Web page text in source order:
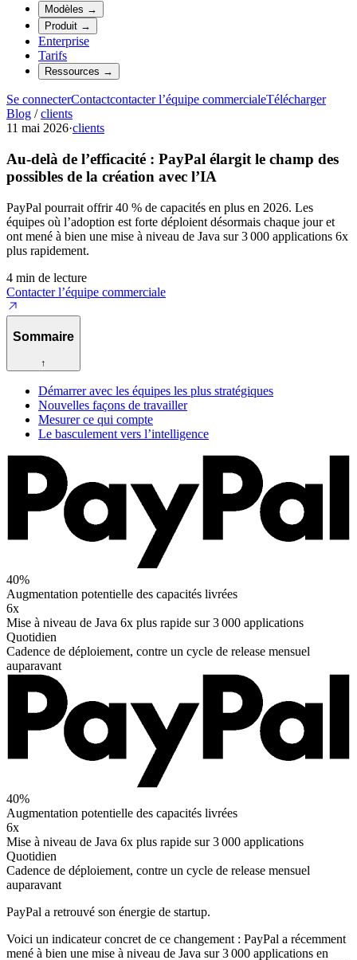
Modèles →
Produit →
Enterprise
Tarifs
Ressources →
Se connecterContactcontacter l’équipe commercialeTélécharger
Blog / clients
11 mai 2026·clients
Au-delà de l’efficacité : PayPal élargit le champ des
possibles de la création avec l’IA
PayPal pourrait offrir 40 % de capacités en plus en 2026. Les
équipes où l’adoption est forte déploient désormais chaque jour et
ont mené à bien une mise à niveau de Java sur 3 000 applications 6x
plus rapidement.
4 min de lecture
Contacter l’équipe commerciale
Sommaire
↑
Démarrer avec les équipes les plus stratégiques
Nouvelles façons de travailler
Mesurer ce qui compte
Le basculement vers l’intelligence
40%
Augmentation potentielle des capacités livrées
6x
Mise à niveau de Java 6x plus rapide sur 3 000 applications
Quotidien
Cadence de déploiement, contre un cycle de release mensuel
auparavant
40%
Augmentation potentielle des capacités livrées
6x
Mise à niveau de Java 6x plus rapide sur 3 000 applications
Quotidien
Cadence de déploiement, contre un cycle de release mensuel
auparavant
PayPal a retrouvé son énergie de startup.
Voici un indicateur concret de ce changement : PayPal a récemment
mené à bien une mise à niveau de Java sur 3 000 applications en